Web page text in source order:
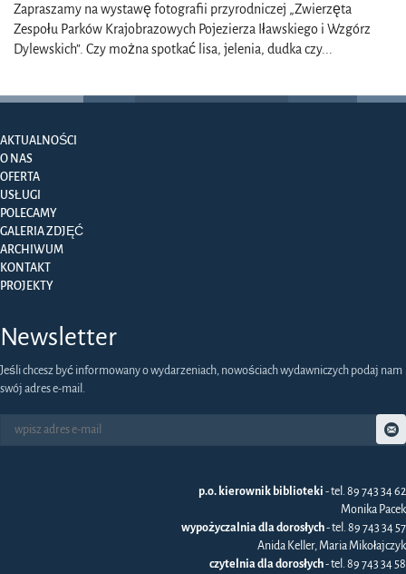
Zapraszamy na wystawę fotografii przyrodniczej „Zwierzęta
Zespołu Parków Krajobrazowych Pojezierza Iławskiego i Wzgórz
Dylewskich”. Czy można spotkać lisa, jelenia, dudka czy...
AKTUALNOŚCI
O NAS
OFERTA
USŁUGI
POLECAMY
GALERIA ZDJĘĆ
ARCHIWUM
KONTAKT
PROJEKTY
Newsletter
Jeśli chcesz być informowany o wydarzeniach, nowościach wydawniczych podaj nam
swój adres e-mail.
p.o. kierownik biblioteki - tel. 89 743 34 62
Monika Pacek
wypożyczalnia dla dorosłych- tel. 89 743 34 57
Anida Keller, Maria Mikołajczyk
czytelnia dla dorosłych- tel. 89 743 34 58